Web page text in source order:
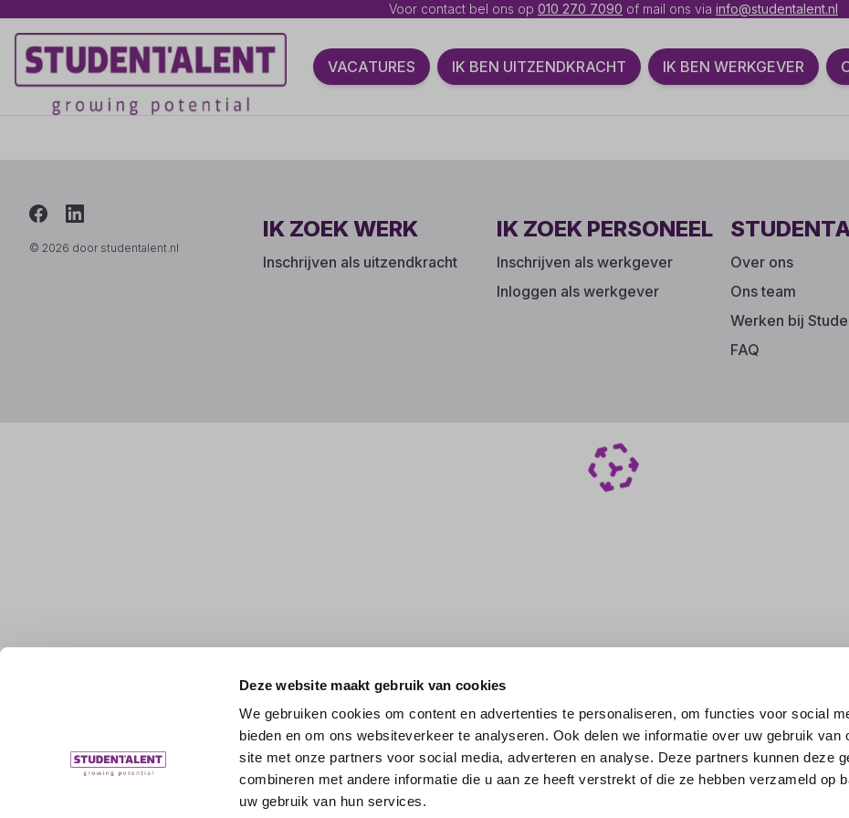
Deze website maakt gebruik van cookies
We gebruiken cookies om content en advertenties te personaliseren, om functies voor social
bieden en om ons websiteverkeer te analyseren. Ook delen we informatie over uw gebruik van
site met onze partners voor social media, adverteren en analyse. Deze partners kunnen deze
combineren met andere informatie die u aan ze heeft verstrekt of die ze hebben verzameld op
uw gebruik van hun services.
Voor contact bel ons op 010 270 7090 of mail ons via info@studentalent.nl
VACATURES IK BEN UITZENDKRACHT IK BEN WERKGEVER
© 2026 door studentalent.nl
IK ZOEK WERK
Inschrijven als uitzendkracht
IK ZOEK PERSONEEL
Inschrijven als werkgever
Inloggen als werkgever
Over ons
Ons team
Werken bij
FAQ